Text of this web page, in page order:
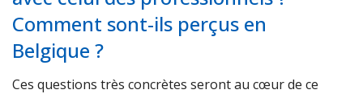
Comment sont-ils perçus en
Belgique ?
Ces questions très concrètes seront au cœur de ce